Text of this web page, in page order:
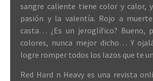
sangre caliente tiene color y calor,
pasión y la valentía. Rojo a
casta… ¿Es un jeroglífico? Bueno,
colores, nunca mejor dicho… Y
logre romper todos los lazos que te
Red Hard n Heavy es una revista